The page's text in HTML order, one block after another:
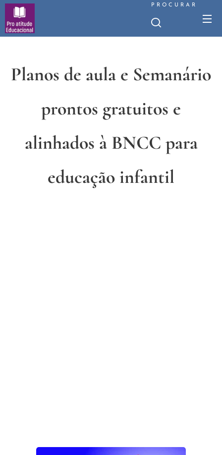
PROCURAR
Planos de aula e Semanário
prontos gratuitos e
alinhados à BNCC para
educação infantil